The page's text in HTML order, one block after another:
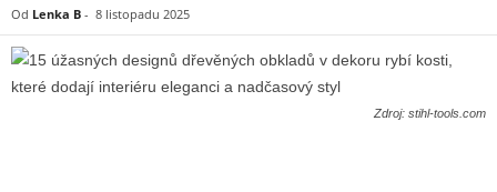
Od Lenka B - 8 listopadu 2025
Zdroj: stihl-tools.com